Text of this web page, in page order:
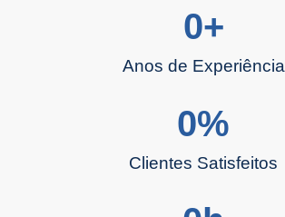
Anos de Experiência
0+
Clientes Satisfeitos
0%